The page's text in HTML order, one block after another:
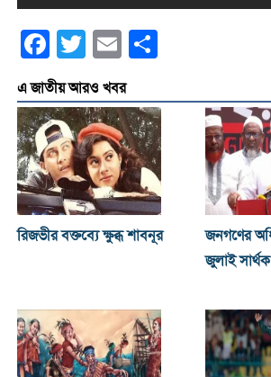
Facebook
Twitter Email
এ জাতীয় আরও খবর
রিজভীর বক্তব্যে ক্ষুব্ধ শাবনূর
জনগণের
জুলাই